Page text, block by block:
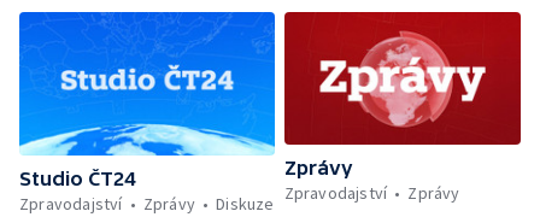
Studio ČT24
Zpravodajství
Zprávy Diskuze
Zprávy
Zpravodajství
Zprávy